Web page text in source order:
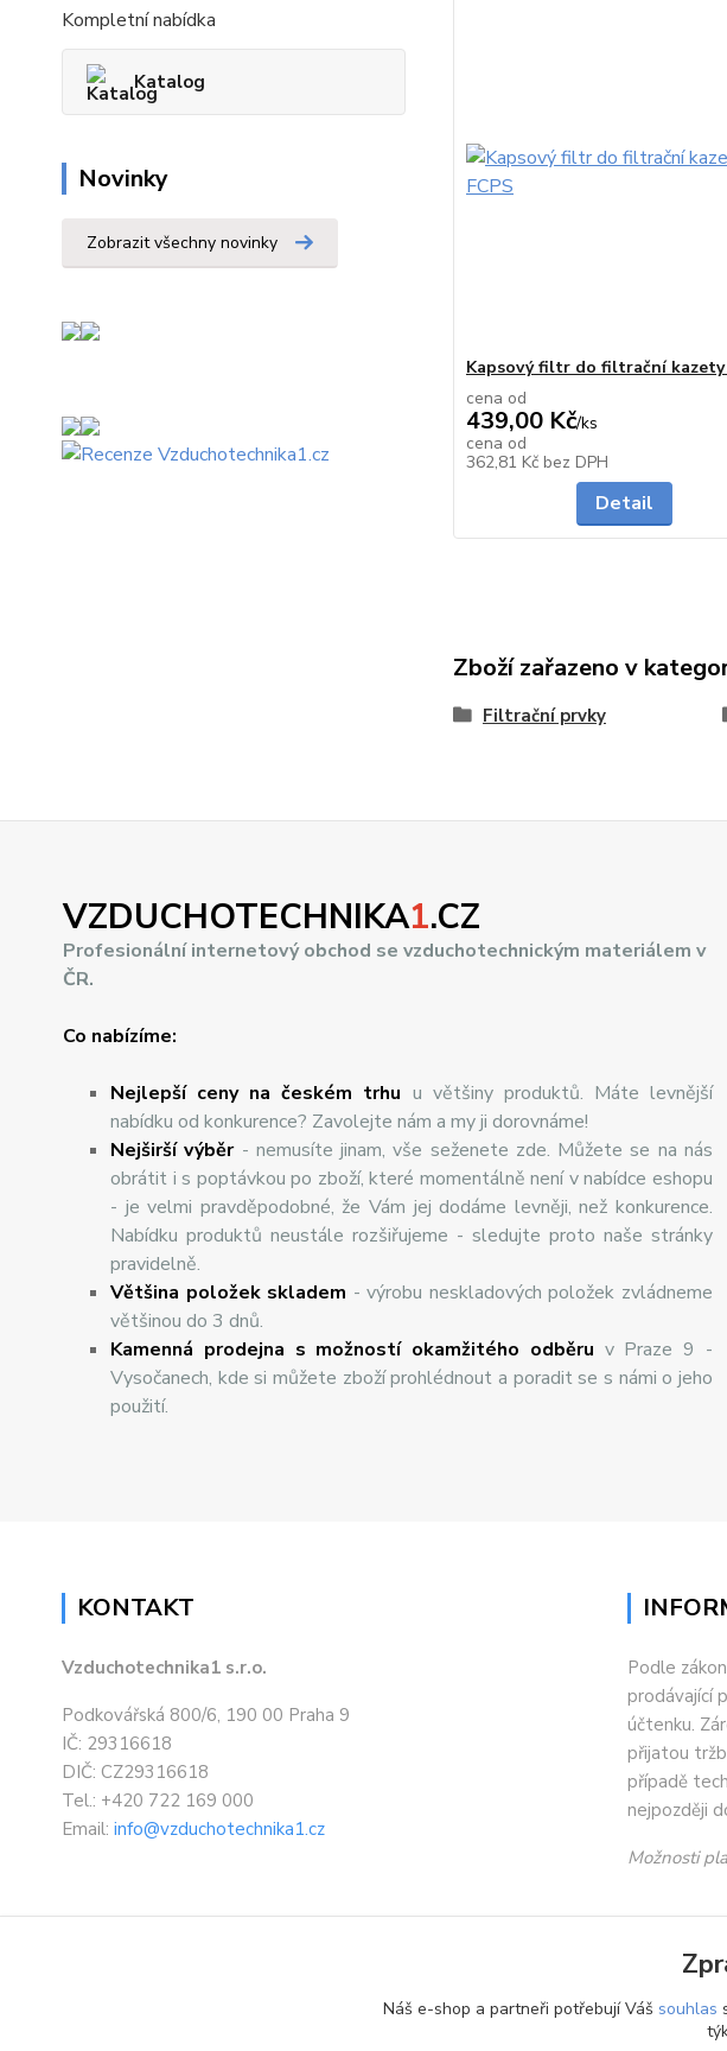
Kompletní nabídka
Katalog
Novinky
Zobrazit všechny novinky
Kapsový filtr do filtrační kazety
cena od
439,00 Kč/ks
cena od
362,81 Kč bez DPH
Detail
Zboží zařazeno v
Filtrační prvky
VZDUCHOTECHNIKA1.CZ
Profesionální internetový obchod se vzduchotechnickým materiálem v
ČR.
Co nabízíme:
Nejlepší ceny na českém trhu u většiny produktů. Máte levnější
nabídku od konkurence? Zavolejte nám a my ji dorovnáme!
Nejširšívýběr- nemusíte jinam, vše seženete zde. Můžete se na nás
obrátit i s poptávkou po zboží, které momentálně není v nabídce eshopu
- je velmi pravděpodobné, že Vám jej dodáme levněji, než konkurence.
Nabídku produktů neustále rozšiřujeme - sledujte proto naše stránky
pravidelně.
Většina položek skladem - výrobu neskladových položek zvládneme
většinou do 3 dnů.
Kamenná prodejna s možností okamžitého odběru v Praze 9 -
Vysočanech, kde si můžete zboží prohlédnout a poradit se s námi o jeho
použití.
KONTAKT
Vzduchotechnika1 s.r.o.
Podkovářská 800/6, 190 00 Praha 9
IČ: 29316618
DIČ: CZ29316618
Tel.: +420 722 169 000
Email: info@vzduchotechnika1.cz
Podle
prodávající
účtenku.
přijatou
případě
nejpozději
Možnosti
Náš e-shop a partneři potřebují Váš souhlas